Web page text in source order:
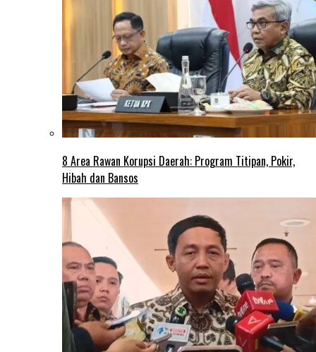
8 Area Rawan Korupsi Daerah: Program Titipan, Pokir,
Hibah dan Bansos